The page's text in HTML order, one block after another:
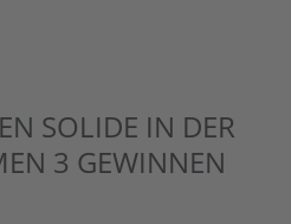
SOLIDE IN DER
3 GEWINNEN